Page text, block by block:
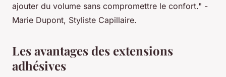
ajouter du volume sans compromettre le confort." -
Marie Dupont, Styliste Capillaire.
Les avantages des extensions
adhésives